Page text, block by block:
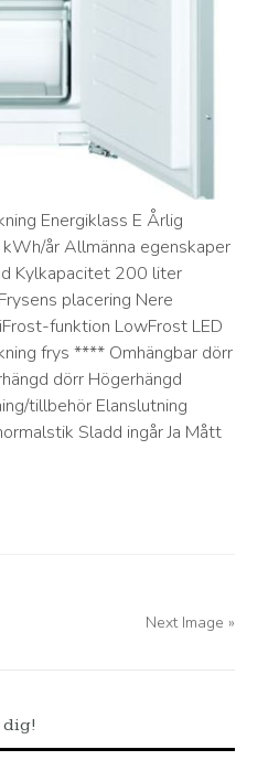
Energiklass E Årlig
år Allmänna egenskaper
Kylkapacitet 200 liter
placering Nere
funktion LowFrost LED
frys **** Omhängbar dörr
dörr Högerhängd
tillbehör Elanslutning
Sladd ingår Ja Mått
Next Image »